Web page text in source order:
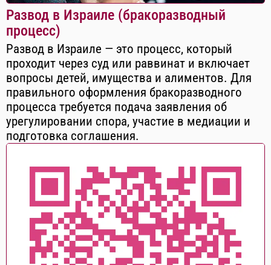
Развод в Израиле (бракоразводный
процесс)
Развод в Израиле — это процесс, который
проходит через суд или раввинат и включает
вопросы детей, имущества и алиментов. Для
правильного оформления бракоразводного
процесса требуется подача заявления об
урегулировании спора, участие в медиации и
подготовка соглашения.